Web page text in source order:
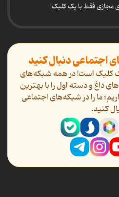
مجازی فقط با یک کلیک!
اجتماعی دنبال کنید
یک کلیک است! در همه شبکه‌های
داغ و دسته اول را با بهترین
ما را در شبکه‌های اجتماعی
کنید.